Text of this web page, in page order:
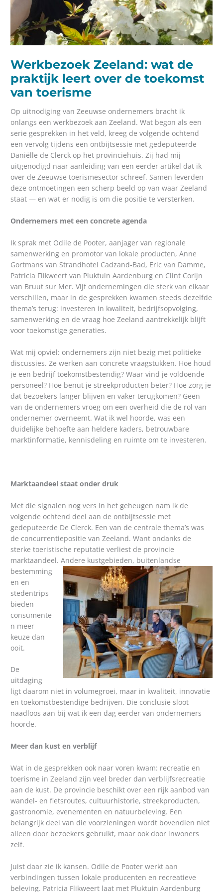
Werkbezoek Zeeland: wat de
praktijk leert over de toekomst
van toerisme
Op uitnodiging van Zeeuwse ondernemers bracht ik
onlangs een werkbezoek aan Zeeland. Wat begon als een
serie gesprekken in het veld, kreeg de volgende ochtend
een vervolg tijdens een ontbijtsessie met gedeputeerde
Daniëlle de Clerck op het provinciehuis. Zij had mij
uitgenodigd naar aanleiding van een eerder artikel dat ik
over de Zeeuwse toerismesector schreef. Samen leverden
deze ontmoetingen een scherp beeld op van waar Zeeland
staat — en wat er nodig is om die positie te versterken.
Ondernemers met een concrete agenda
Ik sprak met Odile de Pooter, aanjager van regionale
samenwerking en promotor van lokale producten, Anne
Gortmans van Strandhotel Cadzand-Bad, Eric van Damme,
Patricia Flikweert van Pluktuin Aardenburg en Clint Corijn
van Bruut sur Mer. Vijf ondernemingen die sterk van elkaar
verschillen, maar in de gesprekken kwamen steeds dezelfde
thema’s terug: investeren in kwaliteit, bedrijfsopvolging,
samenwerking en de vraag hoe Zeeland aantrekkelijk blijft
voor toekomstige generaties.
Wat mij opviel: ondernemers zijn niet bezig met politieke
discussies. Ze werken aan concrete vraagstukken. Hoe houd
je een bedrijf toekomstbestendig? Waar vind je voldoende
personeel? Hoe benut je streekproducten beter? Hoe zorg je
dat bezoekers langer blijven en vaker terugkomen? Geen
van de ondernemers vroeg om een overheid die de rol van
ondernemer overneemt. Wat ik wel hoorde, was een
duidelijke behoefte aan heldere kaders, betrouwbare
marktinformatie, kennisdeling en ruimte om te investeren.
Marktaandeel staat onder druk
Met die signalen nog vers in het geheugen nam ik de
volgende ochtend deel aan de ontbijtsessie met
gedeputeerde De Clerck. Een van de centrale thema’s was
de concurrentiepositie van Zeeland. Want ondanks de
sterke toeristische reputatie verliest de provincie
marktaandeel. Andere kustgebieden, buitenlandse
bestemming
en en
stedentrips
bieden
consumente
n meer
keuze dan
ooit.
De
uitdaging
ligt daarom niet in volumegroei, maar in kwaliteit, innovatie
en toekomstbestendige bedrijven. Die conclusie sloot
naadloos aan bij wat ik een dag eerder van ondernemers
hoorde.
Meer dan kust en verblijf
Wat in de gesprekken ook naar voren kwam: recreatie en
toerisme in Zeeland zijn veel breder dan verblijfsrecreatie
aan de kust. De provincie beschikt over een rijk aanbod van
wandel- en fietsroutes, cultuurhistorie, streekproducten,
gastronomie, evenementen en natuurbeleving. Een
belangrijk deel van die voorzieningen wordt bovendien niet
alleen door bezoekers gebruikt, maar ook door inwoners
zelf.
Juist daar zie ik kansen. Odile de Pooter werkt aan
verbindingen tussen lokale producenten en recreatieve
beleving. Patricia Flikweert laat met Pluktuin Aardenburg